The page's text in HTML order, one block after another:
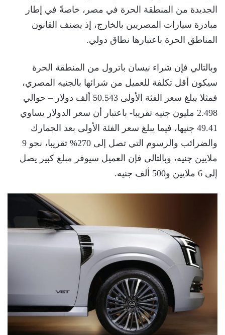
الجديدة من المنطقة الحرة في مصر، خاصةً في إطار
مبادرة سيارات المصريين بالخارج، إذ يصنف القانون
المناطق الحرة باعتبارها نطاق دولي.
وبالتالي فإن شراء نيسان باترول من المنطقة الحرة
سيكون أقل تكلفة للعميل من شرائها بالجنيه المصري،
فمثلا يبلغ سعر الفئة الأولى 50.543 ألف دولار – حوالي
2.498 مليون جنيه تقريبا- باعتبار أن سعر الدولار يساوي
49.41 جنيها، فيما يبلغ سعر الفئة الأولى بعد الجمارك
والضرائب والرسوم التي تصل إلى 270% تقريبا، نحو 9
ملايين جنيه، وبالتالي فإن العميل سيوفر مبلغ كبير يصل
إلى 6 ملايين و500 ألف جنيه.